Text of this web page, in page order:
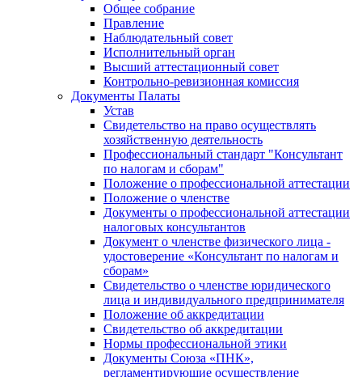
Общее собрание
Правление
Наблюдательный совет
Исполнительный орган
Высший аттестационный совет
Контрольно-ревизионная комиссия
Документы Палаты
Устав
Свидетельство на право осуществлять
хозяйственную деятельность
Профессиональный стандарт "Консультант
по налогам и сборам"
Положение о профессиональной аттестации
Положение о членстве
Документы о профессиональной аттестации
налоговых консультантов
Документ о членстве физического лица -
удостоверение «Консультант по налогам и
сборам»
Свидетельство о членстве юридического
лица и индивидуального предпринимателя
Положение об аккредитации
Свидетельство об аккредитации
Нормы профессиональной этики
Документы Союза «ПНК»,
регламентирующие осуществление